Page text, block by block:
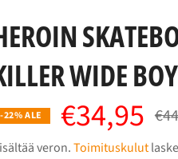
WIDE
-22% ALE €34,95
veron.Toimituskulut